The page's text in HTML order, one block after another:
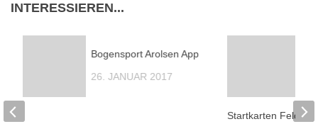
INTERESSIEREN...
Bogensport Arolsen App
26. JANUAR 2017
Startkarten
zur